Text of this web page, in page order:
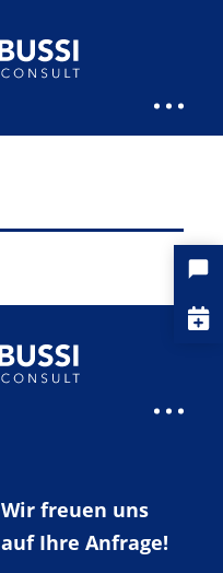
Wir freuen uns
auf Ihre Anfrage!